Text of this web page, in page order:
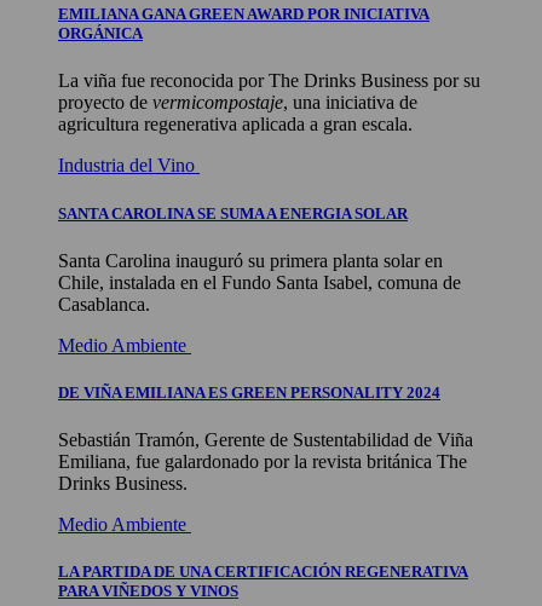
EMILIANA GANA GREEN AWARD POR INICIATIVA
ORGÁNICA
La viña fue reconocida por The Drinks Business por su
proyecto de vermicompostaje, una iniciativa de
agricultura regenerativa aplicada a gran escala.
Industria del Vino
SANTA CAROLINA SE SUMA A ENERGIA SOLAR
Santa Carolina inauguró su primera planta solar en
Chile, instalada en el Fundo Santa Isabel, comuna de
Casablanca.
Medio Ambiente
DE VIÑA EMILIANA ES GREEN PERSONALITY 2024
Sebastián Tramón, Gerente de Sustentabilidad de Viña
Emiliana, fue galardonado por la revista británica The
Drinks Business.
Medio Ambiente
LA PARTIDA DE UNA CERTIFICACIÓN REGENERATIVA
PARA VIÑEDOS Y VINOS